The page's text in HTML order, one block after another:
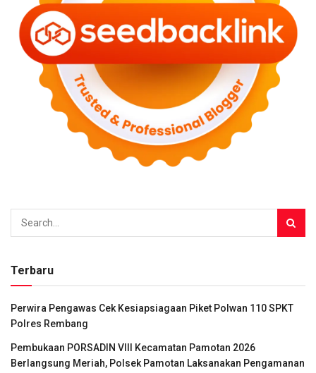
Terbaru
Perwira Pengawas Cek Kesiapsiagaan Piket Polwan 110 SPKT
Polres Rembang
Pembukaan PORSADIN VIII Kecamatan Pamotan 2026
Berlangsung Meriah, Polsek Pamotan Laksanakan Pengamanan